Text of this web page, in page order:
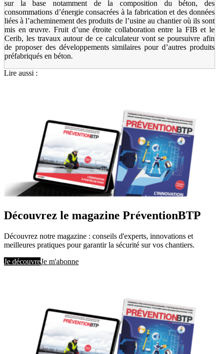
sur la base notamment de la composition du béton, des
consommations d’énergie consacrées à la fabrication et des données
liées à l’acheminement des produits de l’usine au chantier où ils sont
mis en œuvre. Fruit d’une étroite collaboration entre la FIB et le
Cerib, les travaux autour de ce calculateur vont se poursuivre afin
de proposer des développements similaires pour d’autres produits
préfabriqués en béton.
Lire aussi :
Découvrez le magazine PréventionBTP
Découvrez notre magazine : conseils d'experts, innovations et
meilleures pratiques pour garantir la sécurité sur vos chantiers.
Je découvreJe m'abonne